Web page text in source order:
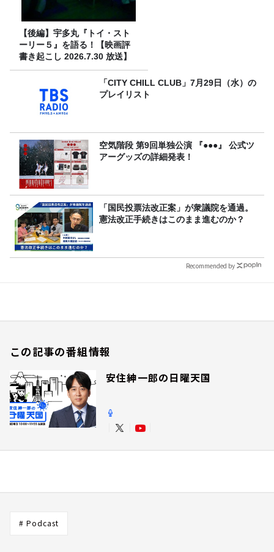
【後編】宇多丸『トイ・スト
ーリー５』を語る！【映画評
書き起こし 2026.7.30 放送】
「CITY CHILL CLUB」7月29日（水）の
プレイリスト
空気階段 第9回単独公演 『●●●』 公式ツ
アーグッズの詳細発表！
「国民投票法改正案」が衆議院を通過。
憲法改正手続きはこのまま進むのか？
Recommended by
この記事の番組情報
安住紳一郎の日曜天国
# Podcast